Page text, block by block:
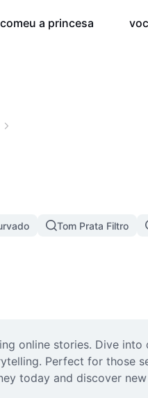
a princesa
Tom Prata Filtro
online stories. Dive
Perfect for those
today and discover